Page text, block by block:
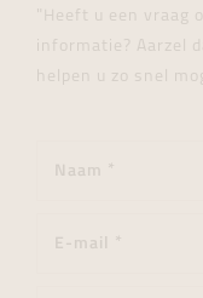
"Heeft u een vraag
informatie? Aarzel
helpen u zo snel